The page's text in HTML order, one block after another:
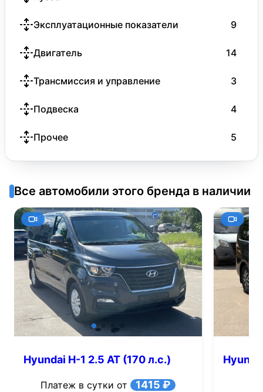
Эксплуатационные показатели 9
Двигатель 14
Трансмиссия и управление 3
Подвеска 4
Прочее 5
Все автомобили этого бренда в наличии
Hyundai H-1 2.5 AT (170 л.с.)
Платеж в сутки от 1415 ₽